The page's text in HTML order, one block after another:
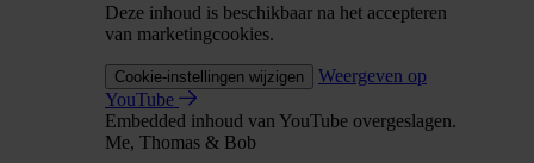
Deze inhoud is beschikbaar na het accepteren
van marketingcookies.
Cookie-instellingen wijzigen
Weergeven op
YouTube
Embedded inhoud van YouTube overgeslagen.
Me, Thomas & Bob